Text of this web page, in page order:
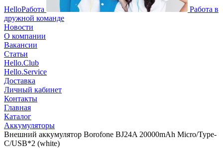
HelloРабота
Работа в
дружной команде
Новости
О компании
Вакансии
Статьи
Hello.Club
Hello.Service
Доставка
Личный кабинет
Контакты
Главная
Каталог
Аккумуляторы
Внешний аккумулятор Borofone BJ24A 20000mAh Micro/Type-
C/USB*2 (white)